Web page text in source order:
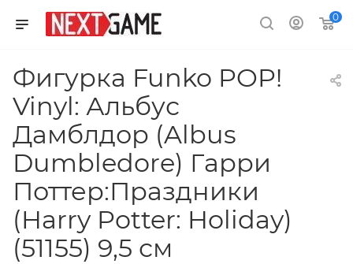
0
Фигурка Funko POP!
Vinyl: Альбус
Дамблдор (Albus
Dumbledore) Гарри
Поттер:Праздники
(Harry Potter: Holiday)
(51155) 9,5 см